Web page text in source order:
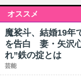
オススメ
魔裟斗、結婚19年
を告白 妻・矢沢
れ”鉄の掟とは
芸能